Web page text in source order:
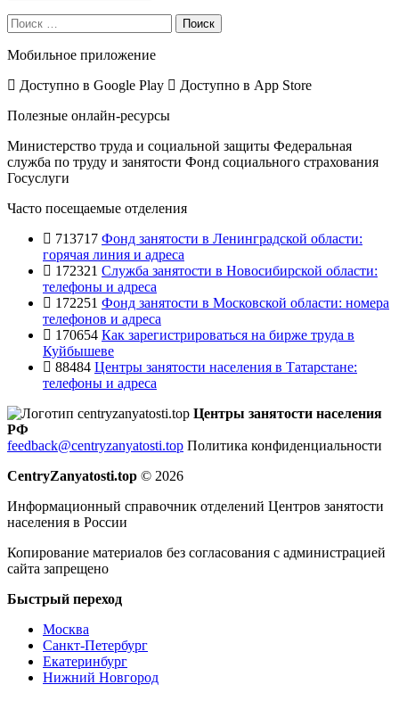
Поиск
Мобильное приложение
Доступно в Google Play Доступно в App Store
Полезные онлайн-ресурсы
Министерство труда и социальной защиты Федеральная
служба по труду и занятости Фонд социального страхования
Госуслуги
Часто посещаемые отделения
713717 Фонд занятости в Ленинградской области:
горячая линия и адреса
172321 Служба занятости в Новосибирской области:
телефоны и адреса
172251 Фонд занятости в Московской области: номера
телефонов и адреса
170654 Как зарегистрироваться на бирже труда в
Куйбышеве
88484 Центры занятости населения в Татарстане:
телефоны и адреса
Центры занятости населения
РФ
feedback@centryzanyatosti.top Политика конфиденциальности
CentryZanyatosti.top © 2026
Информационный справочник отделений Центров занятости
населения в России
Копирование материалов без согласования с администрацией
сайта запрещено
Быстрый переход
Москва
Санкт-Петербург
Екатеринбург
Нижний Новгород